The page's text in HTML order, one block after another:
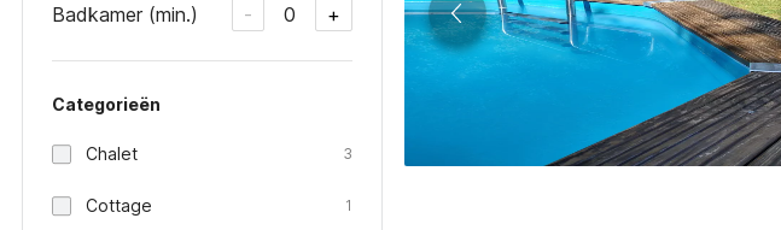
Badkamer (min.) - 0 +
Categorieën
Chalet 3
Cottage 1